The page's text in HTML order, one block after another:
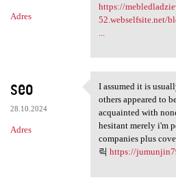
Adres
https://
52.webselfsite.net/
seo
28.10.2024
Adres
I assumed it is
I assumed it is
others appeared to
acquainted with
hesitant merely i'm
companies plus
릭 https://